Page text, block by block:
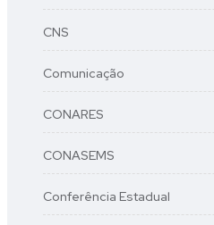
CNS
Comunicação
CONARES
CONASEMS
Conferência Estadual